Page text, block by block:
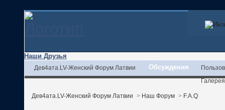
Наши Друзья
Дев4ата.LV-Женский Форум Латвии Обсуждения
Галерея
Дев4ата.LV-Женский Форум Латвии > Наш Форум > F.A.Q